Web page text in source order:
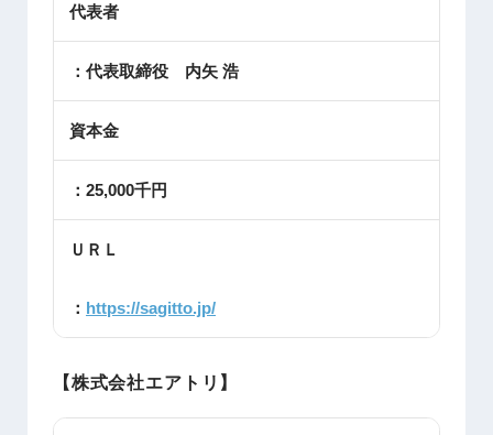
代表者
：代表取締役 内矢 浩
資本金
：25,000千円
ＵＲＬ
： https://sagitto.jp/
【株式会社エアトリ】